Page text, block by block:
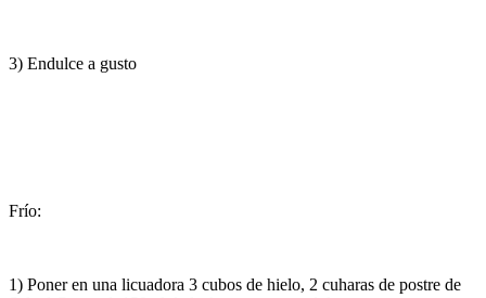
3) Endulce a gusto
Frío:
1) Poner en una licuadora 3 cubos de hielo, 2 cuharas de postre de